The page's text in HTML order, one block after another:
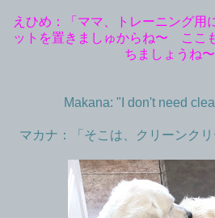
えひめ：「ママ、トレーニング用
ットを置きましゅからね〜 ここ
ちましょうね〜
Makana: "I don't need
マカナ：「そこは、クリーンクリ